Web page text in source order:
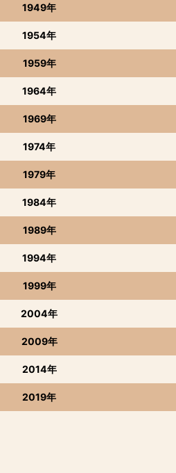
1949年
1954年
1959年
1964年
1969年
1974年
1979年
1984年
1989年
1994年
1999年
2004年
2009年
2014年
2019年